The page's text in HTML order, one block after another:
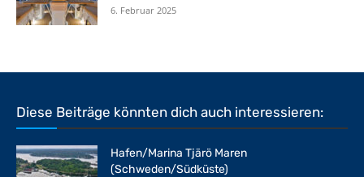
6. Februar 2025
Diese Beiträge könnten dich auch interessieren:
Hafen/Marina Tjärö Maren
(Schweden/Südküste)